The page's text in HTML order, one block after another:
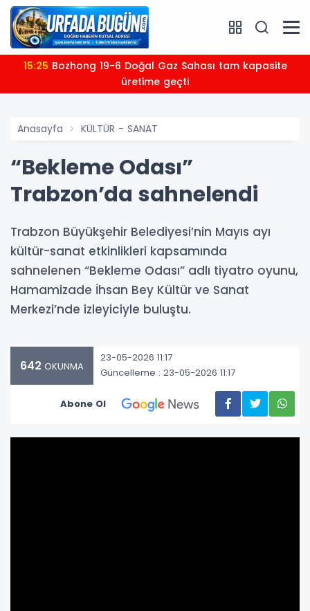
15:25
üretime geçti
Anasayfa KÜLTÜR - SANAT
“Bekleme Odası”
Trabzon’da sahnelendi
Trabzon Büyükşehir Belediyesi’nin Mayıs ayı
kültür-sanat etkinlikleri kapsamında
sahnelenen “Bekleme Odası” adlı tiyatro oyunu,
Hamamizade İhsan Bey Kültür ve Sanat
Merkezi’nde izleyiciyle buluştu.
642 OKUNMA
23-05-2026 11:17
Güncelleme : 23-05-2026 11:17
Abone Ol